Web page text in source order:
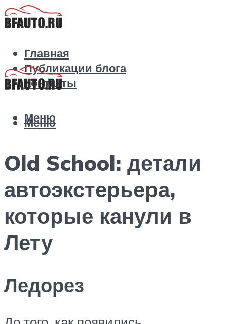
Главная
Публикации блога
Контакты
Меню
Меню
Old School: детали
автоэкстерьера,
которые канули в
Лету
Ледорез